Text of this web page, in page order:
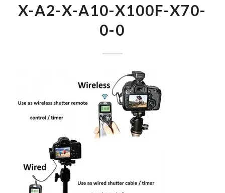
X-A2-X-A10-X100F-X70-
0-0